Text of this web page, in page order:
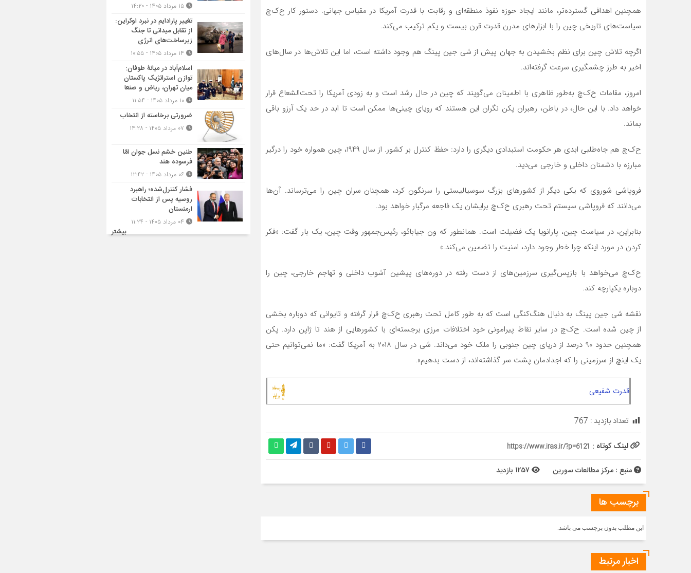
همچنین اهدافی گسترده‌تر، مانند ایجاد حوزه نفوذ منطقه‌ای و رقابت با قدرت آمریکا در مقیاس جهانی. دستور کار ح‌ک‌چ
سیاست‌های تاریخی چین را با ابزار‌های مدرن قدرت قرن بیست و یکم ترکیب می‌کند.
اگرچه تلاش چین برای نظم بخشیدن به جهان پیش از شی جین پینگ هم وجود داشته است، اما این تلاش‌ها در سال‌های
اخیر به طرز چشمگیری سرعت گرفته‌اند.
امروز، مقامات ح‌ک‌چ به‌طور ظاهری با اطمینان می‌گویند که چین در حال رشد است و به زودی آمریکا را تحت‌الشعاع قرار
خواهد داد. با این حال، در باطن، رهبران پکن نگران این هستند که رویای چینی‌ها ممکن است تا ابد در حد یک آرزو باقی
بماند.
ح‌ک‌چ هم جاه‌طلبی ابدی هر حکومت استبدادی دیگری را دارد: حفظ کنترل بر کشور. از سال ۱۹۴۹، چین همواره خود را درگیر
مبارزه با دشمنان داخلی و خارجی می‌دید.
فروپاشی شوروی که یکی دیگر از کشورهای بزرگ سوسیالیستی را سرنگون کرد، همچنان سران چین را می‌ترساند. آن‌ها
می‌دانند که فروپاشی سیستم تحت رهبری ح‌ک‌چ برایشان یک فاجعه مرگبار خواهد بود.
بنابراین، در سیاست چین، پارانویا یک فضیلت است. همانطور که ون جیابائو، رئیس‌جمهور وقت چین، یک بار گفت: «فکر
کردن در مورد اینکه چرا خطر وجود دارد، امنیت را تضمین می‌کند.»
ح‌ک‌چ می‌خواهد با بازپس‌گیری سرزمین‌های از دست رفته در دوره‌های پیشین آشوب داخلی و تهاجم خارجی، چین را
دوباره یکپارچه کند.
نقشه شی جین پینگ به دنبال هنگ‌کنگی است که به طور کامل تحت رهبری ح‌ک‌چ قرار گرفته و تایوانی که دوباره بخشی
از چین شده است. ح‌ک‌چ در سایر نقاط پیرامونی خود اختلافات مرزی برجسته‌ای با کشورهایی از هند تا ژاپن دارد. پکن
همچنین حدود ۹۰ درصد از دریای چین جنوبی را ملک خود می‌داند. شی در سال ۲۰۱۸ به آمریکا گفت: «ما نمی‌توانیم حتی
یک اینچ از سرزمینی را که اجدادمان پشت سر گذاشته‌اند، از دست بدهیم».
قدرت شفیعی
تعداد بازدید : 767
لینک کوتاه : https://www.iras.ir/?p=6121
منبع : مرکز مطالعات سورین
برچسب ها
این مطلب بدون برچسب می باشد.
اخبار مرتبط
تغییر پارادایم در نبرد اوکراین:
از تقابل میدانی تا جنگ
زیرساخت‌های انرژی
اسلام‌آباد در میانۀ طوفان:
توازن استراتژیک پاکستان
میان تهران، ریاض و صنعا
ضرورتی برخاسته از انتخاب
طنین خشم نسل جوان امّا
فرسوده هند
فشار کنترل‌شده؛ راهبرد
روسیه پس از انتخابات
ارمنستان
بیشتر